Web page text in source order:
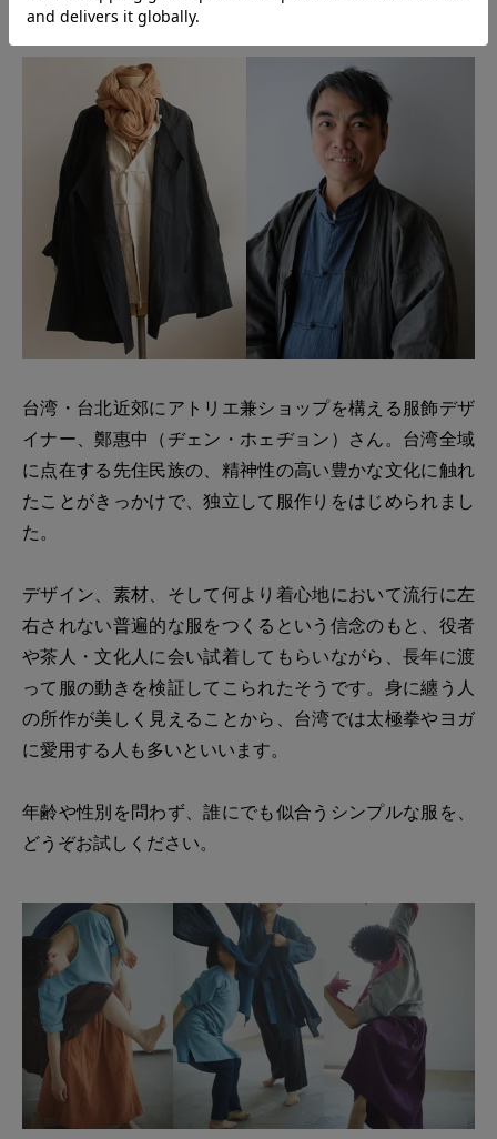
台湾・台北近郊にアトリエ兼ショップを構える服飾デザ
イナー、鄭惠中（ヂェン・ホェヂョン）さん。台湾全域
に点在する先住民族の、精神性の高い豊かな文化に触れ
たことがきっかけで、独立して服作りをはじめられまし
た。
デザイン、素材、そして何より着心地において流行に左
右されない普遍的な服をつくるという信念のもと、役者
や茶人・文化人に会い試着してもらいながら、長年に渡
って服の動きを検証してこられたそうです。身に纏う人
の所作が美しく見えることから、台湾では太極拳やヨガ
に愛用する人も多いといいます。
年齢や性別を問わず、誰にでも似合うシンプルな服を、
どうぞお試しください。